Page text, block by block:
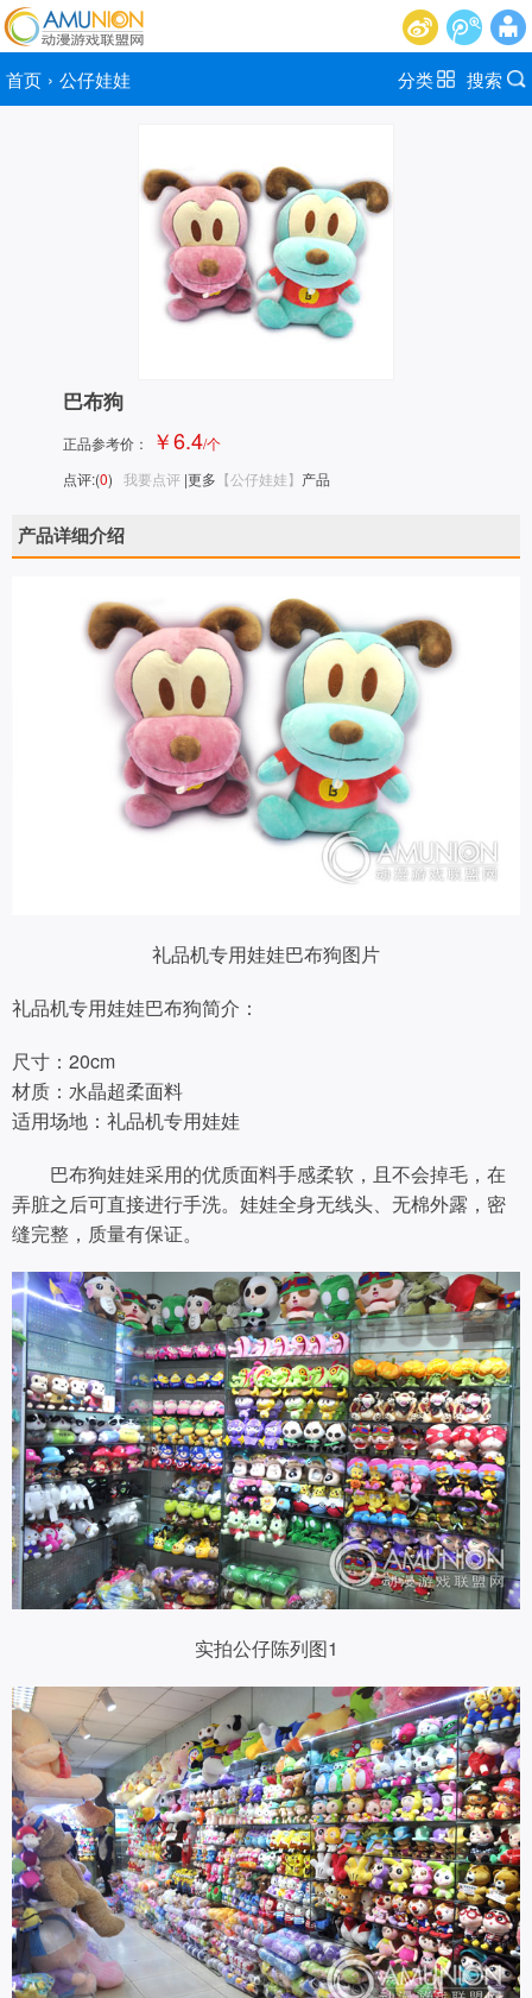
首页 › 公仔娃娃 搜索
分类
巴布狗
正品参考价： ￥6.4/个
点评:(0) 我要点评|更多 【公仔娃娃】 产品
产品详细介绍
礼品机专用娃娃巴布狗图片
礼品机专用娃娃巴布狗简介：
尺寸：20cm
材质：水晶超柔面料
适用场地：礼品机专用娃娃
巴布狗娃娃采用的优质面料手感柔软，且不会掉毛，在
弄脏之后可直接进行手洗。娃娃全身无线头、无棉外露，密
缝完整，质量有保证。
实拍公仔陈列图1